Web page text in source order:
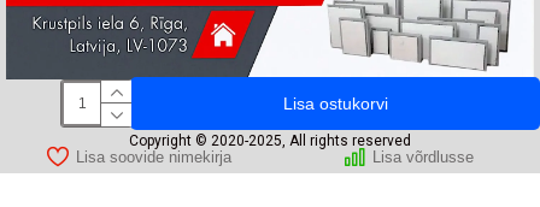
Lisa ostukorvi
Lisa soovide nimekirja Lisa võrdlusse
Copyright © 2020-2025, All rights reserved